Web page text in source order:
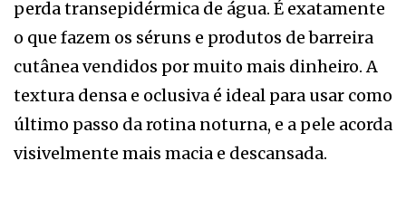
perda transepidérmica de água. É exatamente
o que fazem os séruns e produtos de barreira
cutânea vendidos por muito mais dinheiro. A
textura densa e oclusiva é ideal para usar como
último passo da rotina noturna, e a pele acorda
visivelmente mais macia e descansada.